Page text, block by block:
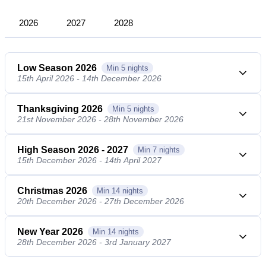
2026 2027 2028
Low Season 2026 Min 5 nights
15th April 2026 - 14th December 2026
Thanksgiving 2026 Min 5 nights
21st November 2026 - 28th November 2026
High Season 2026 - 2027 Min 7 nights
15th December 2026 - 14th April 2027
Christmas 2026 Min 14 nights
20th December 2026 - 27th December 2026
New Year 2026 Min 14 nights
28th December 2026 - 3rd January 2027